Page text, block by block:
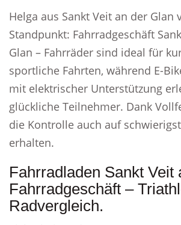
Helga aus Sankt Veit an der Glan
Standpunkt: Fahrradgeschäft
Glan – Fahrräder sind ideal für
sportliche Fahrten, während E-
mit elektrischer Unterstützung
glückliche Teilnehmer. Dank
die Kontrolle auch auf
erhalten.
Fahrradladen Sankt Veit
Fahrradgeschäft –
Radvergleich.